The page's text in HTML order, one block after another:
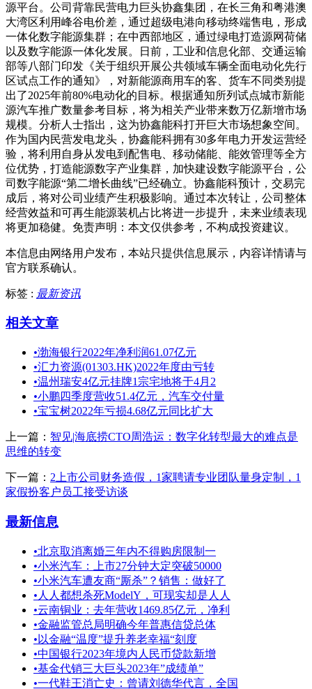
源平台。公司背靠民营电力巨头协鑫集团，在长三角和粤港澳
大湾区利用峰谷电价差，通过超级电港向移动终端售电，形成
一体化数字能源集群；在中西部地区，通过绿电打造源网荷储
以及数字能源一体化发展。日前，工业和信息化部、交通运输
部等八部门印发《关于组织开展公共领域车辆全面电动化先行
区试点工作的通知》，对新能源商用车的客、货车不同类别提
出了2025年前80%电动化的目标。根据通知所列试点城市新能
源汽车推广数量参考目标，将为相关产业带来数万亿新增市场
规模。分析人士指出，这为协鑫能科打开巨大市场想象空间。
作为国内民营发电龙头，协鑫能科拥有30多年电力开发运营经
验，将利用自身从发电到配售电、移动储能、能效管理等全方
位优势，打造能源数字产业集群，加快建设数字能源平台，公
司数字能源“第二增长曲线”已经确立。协鑫能科预计，交易完
成后，将对公司业绩产生积极影响。通过本次转让，公司整体
经营效益和可再生能源装机占比将进一步提升，未来业绩表现
将更加稳健。免责声明：本文仅供参考，不构成投资建议。
本信息由网络用户发布， 本站只提供信息展示，内容详情请与
官方联系确认。
标签 : 最新资讯
相关文章
•渤海银行2022年净利润61.07亿元
•汇力资源(01303.HK)2022年度由亏转
•温州瑞安4亿元挂牌1宗宅地将于4月2
•小鹏四季度营收51.4亿元，汽车交付量
•宝宝树2022年亏损4.68亿元同比扩大
上一篇： 智见|海底捞CTO周浩运：数字化转型最大的难点是
思维的转变
下一篇： 2上市公司财务造假，1家聘请专业团队量身定制，1
家假扮客户员工接受访谈
最新信息
•北京取消离婚三年内不得购房限制一
•小米汽车：上市27分钟大定突破50000
•小米汽车遭友商“厮杀”？销售：做好了
• 人人都想杀死ModelY，可现实却是人人
•云南铜业：去年营收1469.85亿元，净利
•金融监管总局明确今年普惠信贷总体
• 以金融“温度”提升养老幸福“刻度
•中国银行2023年境内人民币贷款新增
•基金代销三大巨头2023年”成绩单”
•一代鞋王消亡史：曾请刘德华代言，全国